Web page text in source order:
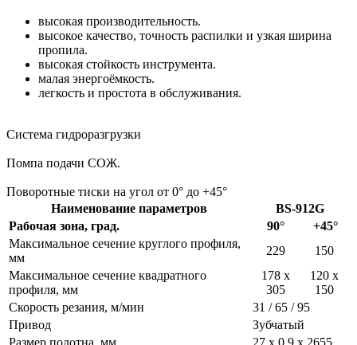
высокая производительность.
высокое качество, точность распилки и узкая ширина
пропила.
высокая стойкость инструмента.
малая энергоёмкость.
легкость и простота в обслуживания.
Система гидроразгрузки
Помпа подачи СОЖ.
Поворотные тиски на угол от 0° до +45°
Наименование параметров
BS-912G
Рабочая зона, град.
90°
+45°
Максимальное сечение круглого профиля,
мм
229
150
Максимальное сечение квадратного
профиля, мм
178 х
305
120 х
150
Скорость резания, м/мин
31 / 65 / 95
Привод
Зубчатый